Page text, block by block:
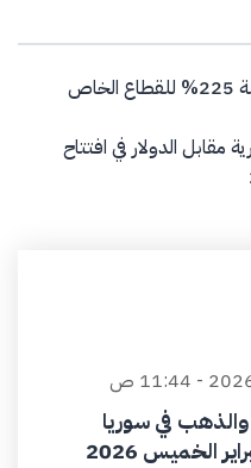
رفع سعر الفيول بنسبة 225% للقطاع الخاص
مقابل الدولار في افتتاح
والذهب في سوريا